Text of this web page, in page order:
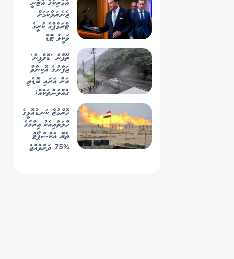
އެމެރިކާގެ އެޓާނީ
ޖެނެރަލްކަމަށް
ޓްރަމްޕްގެ ކުރީގެ
ވަކީލު ޓޮޑް
ތޫފާން 'ޑޮލްފިން'
ޖަޕާނުގެ އޮކިނާވާ
އަށް އަރައި ބޮޑެތި
ގެއްލުންތަކެއް؛
މިހާރު ހުރީ
ޗައިނާއަށް!
ހޮރްމުޒް ކަނޑުއޮޅީގެ
ހާލަތާއިއެކު ޢިރާޤުގެ
ތެޔޮ އެކްސްޕޯޓް
%75 ދަށްވެއްޖެ